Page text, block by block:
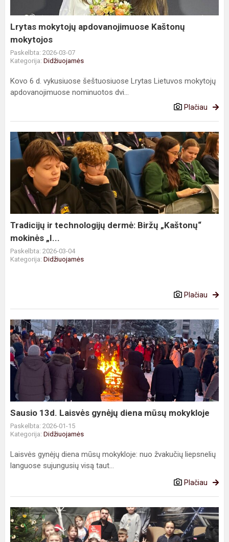
Lrytas mokytojų apdovanojimuose Kaštonų
mokytojos
Paskelbta: 2026-03-07
Kategorija: Didžiuojamės
Kovo 6 d. vykusiuose šeštuosiuose Lrytas Lietuvos mokytojų
apdovanojimuose nominuotos dvi...
Plačiau
Tradicijų
technologijų
dermė:
Biržų
„Kaštonų“
mokinės
„I...
Tradicijų ir technologijų dermė: Biržų „Kaštonų“
mokinės „I...
Paskelbta: 2026-03-04
Kategorija: Didžiuojamės
Plačiau
Sausio
13d.
Laisvės
gynėjų
diena
mūsų
mokykloje
Sausio 13d. Laisvės gynėjų diena mūsų mokykloje
Paskelbta: 2026-01-15
Kategorija: Didžiuojamės
Laisvės gynėjų diena mūsų mokykloje: nuo žvakučių liepsnelių
languose sujungusių visą taut...
Plačiau
Nematomi
herojai
mokykloje